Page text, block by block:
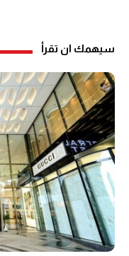
سيهمك ان تقرأ